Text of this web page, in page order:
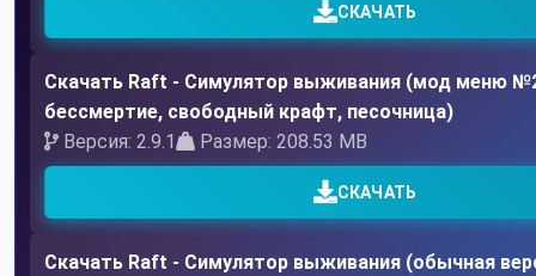
СКАЧАТЬ
Скачать Raft - Симулятор выживания (мод меню
бессмертие, свободный крафт, песочница)
Версия: 2.9.1
Размер: 208.53 MB
СКАЧАТЬ
Скачать Raft - Симулятор выживания (обычная